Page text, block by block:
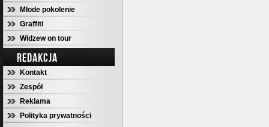
Młode pokolenie
Graffiti
Widzew on tour
REDAKCJA
Kontakt
Zespół
Reklama
Polityka prywatności